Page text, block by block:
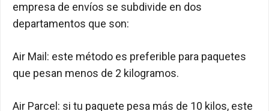
empresa de envíos se subdivide en dos
departamentos que son:
Air Mail: este método es preferible para paquetes
que pesan menos de 2 kilogramos.
Air Parcel: si tu paquete pesa más de 10 kilos, este